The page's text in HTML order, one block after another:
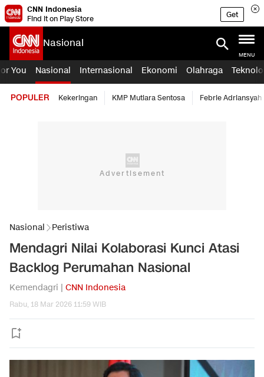
CNN Indonesia
Find it on Play Store
Get
Nasional
MENU
You Nasional Internasional Ekonomi Olahraga
POPULER Kekeringan KMP Mutiara Sentosa Febrie Adriansyah
Nasional Peristiwa
Mendagri Nilai Kolaborasi Kunci Atasi
Backlog Perumahan Nasional
Kemendagri | CNN Indonesia
Rabu, 18 Mar 2026 11:59 WIB